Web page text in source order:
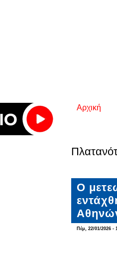
Είστε
Αρχική
O
Πέμ, 22/01/2026 -